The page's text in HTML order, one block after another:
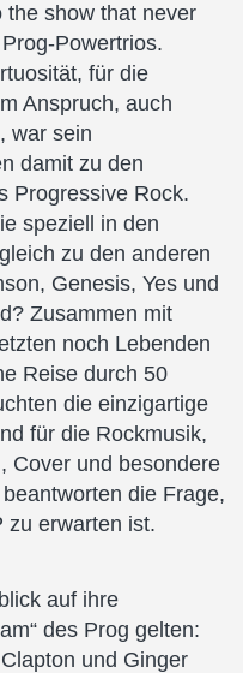
the show that never
Powertrios.
für die
Anspruch, auch
war sein
damit zu den
Progressive Rock.
speziell in den
zu den anderen
Genesis, Yes und
Zusammen mit
noch Lebenden
Reise durch 50
die einzigartige
für die Rockmusik,
Cover und besondere
die Frage,
zu erwarten ist.
auf ihre
des Prog gelten:
und Ginger